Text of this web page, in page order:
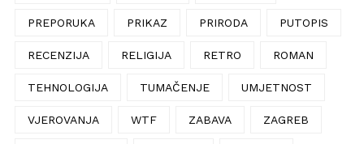
PREPORUKA PRIKAZ PRIRODA PUTOPIS
RECENZIJA RELIGIJA RETRO ROMAN
TEHNOLOGIJA TUMAČENJE UMJETNOST
VJEROVANJA WTF ZABAVA ZAGREB